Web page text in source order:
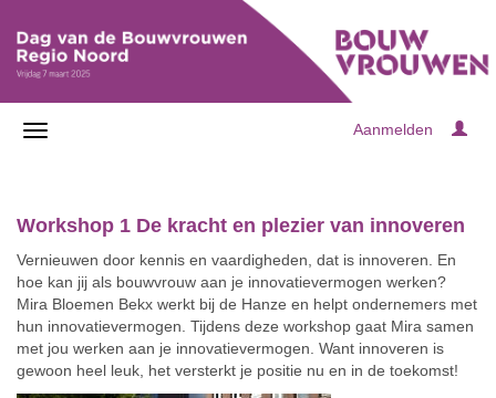
Aanmelden
Workshop 1 De kracht en plezier van innoveren
Vernieuwen door kennis en vaardigheden, dat is innoveren. En
hoe kan jij als bouwvrouw aan je innovatievermogen werken?
Mira Bloemen Bekx werkt bij de Hanze en helpt ondernemers met
hun innovatievermogen. Tijdens deze workshop gaat Mira samen
met jou werken aan je innovatievermogen. Want innoveren is
gewoon heel leuk, het versterkt je positie nu en in de toekomst!